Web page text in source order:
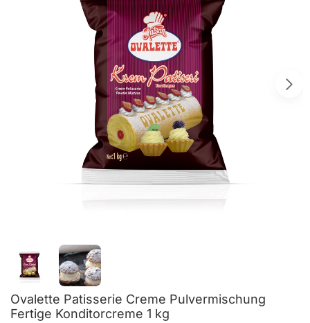
Ovalette Patisserie Creme Pulvermischung
Fertige Konditorcreme 1 kg